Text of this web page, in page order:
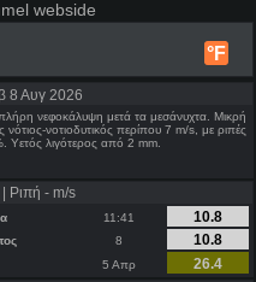
webside
°F
8 Αυγ 2026
νεφοκάλυψη μετά τα μεσάνυχτα. Μικρή
νοτιοδυτικός περίπου 7 m/s, με ριπές
Υετός λιγότερος από 2 mm.
| Ριπή - m/s
11:41
10.8
8
10.8
5 Απρ
26.4